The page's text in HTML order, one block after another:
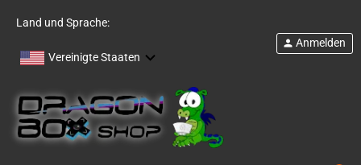
Land und Sprache:
Vereinigte Staaten
person Anmelden